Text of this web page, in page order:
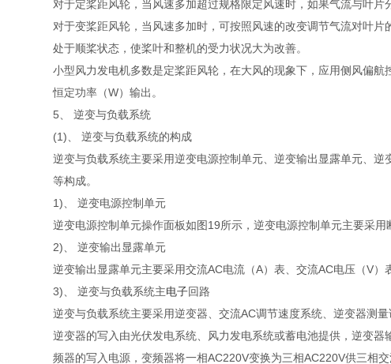
对于定桨距风轮，当风速多加超过规格限定风速时，如果气流与叶
对于变桨距风轮，当风速多加时，可按照风速的改变调节气流对叶
处于顺桨状态，使桨叶和整机的受力状况大为改善。
小型风力发电机多数是定桨距风轮，在大风的现象下，应用侧风偏
恒定功率（W）输出。
5、 逆变与负载系统
(1)、 逆变与负载系统的构成
逆变与负载系统主要采用逆变电源控制单元、逆变输出显露单元、
等构成。
1)、 逆变电源控制单元
逆变电源控制单元操作面板如图19所示，逆变电源控制单元主要采
2)、 逆变输出显露单元
逆变输出显露单元主要采用交流AC电流（A）表、交流AC电压（V）
3)、 逆变与负载系统主电子回路
逆变与负载系统主要采用逆变器、交流AC调节速度系统、逆变器测
逆变器的写入由光伏发电系统、风力发电系统或蓄电池提供，逆变
频器的写入电源，变频器将一相AC220V变换为三相AC220V供三相